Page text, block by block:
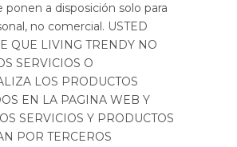
ponen a disposición solo para
no comercial. USTED
QUE LIVING TRENDY NO
SERVICIOS O
LOS PRODUCTOS
EN LA PAGINA WEB Y
SERVICIOS Y PRODUCTOS
POR TERCEROS